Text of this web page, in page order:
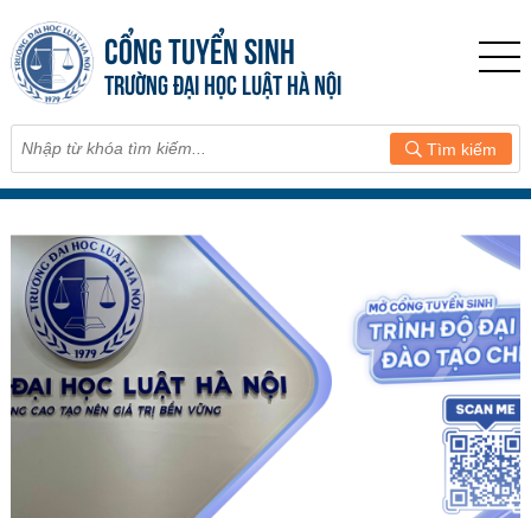
CỔNG TUYỂN SINH
TRƯỜNG ĐẠI HỌC LUẬT HÀ NỘI
Tìm kiếm